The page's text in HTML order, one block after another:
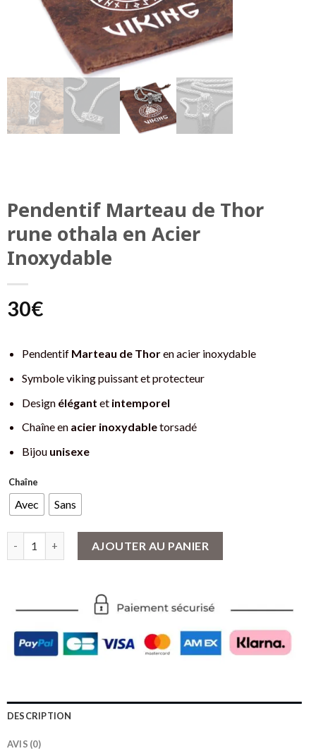
Pendentif Marteau de Thor
rune othala en Acier
Inoxydable
30€
Pendentif Marteau de Thoren acier inoxydable
Symbole viking puissant et protecteur
Design élégant et intemporel
Chaîne en acier inoxydabletorsadé
Bijou unisexe
Chaîne
Avec Sans
AJOUTER AU PANIER
DESCRIPTION
AVIS (0)